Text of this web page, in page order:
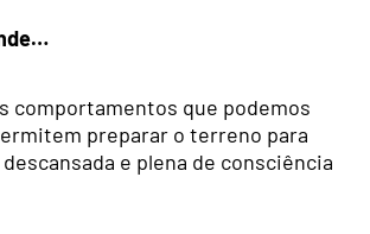
comportamentos que podemos
preparar o terreno para
e plena de consciência